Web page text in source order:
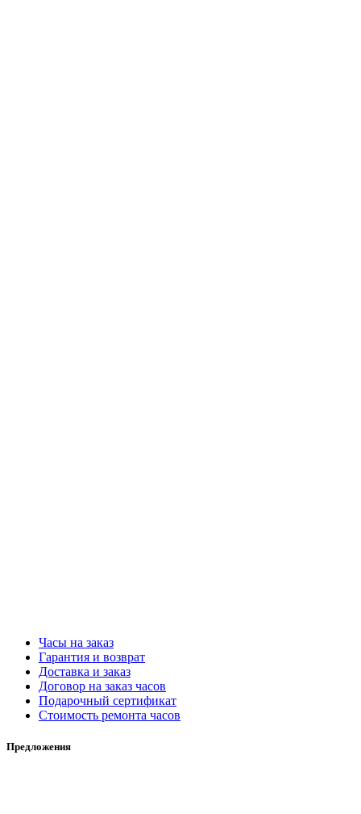
Часы на заказ
Гарантия и возврат
Доставка и заказ
Договор на заказ часов
Подарочный сертификат
Стоимость ремонта часов
Предложения